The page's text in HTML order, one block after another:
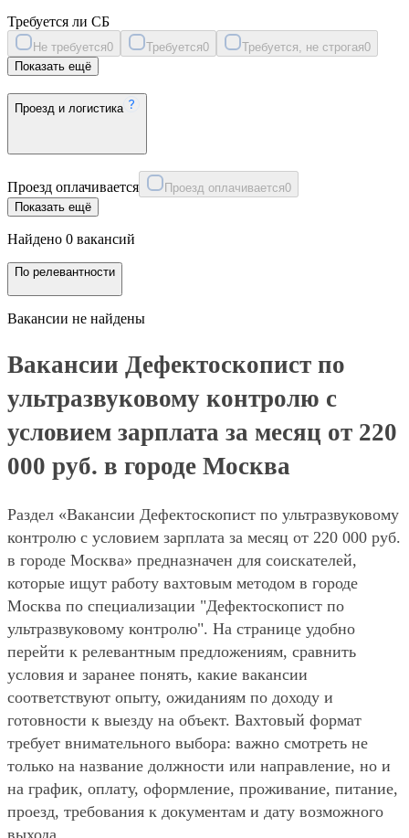
Требуется ли СБ
Не требуется0 Требуется0 Требуется, не строгая0
Показать ещё
Проезд и логистика
Проезд оплачивается Проезд оплачивается0
Показать ещё
Найдено 0 вакансий
По релевантности
Вакансии не найдены
Вакансии Дефектоскопист по
ультразвуковому контролю с
условием зарплата за месяц от 220
000 руб. в городе Москва
Раздел «Вакансии Дефектоскопист по ультразвуковому
контролю с условием зарплата за месяц от 220 000 руб.
в городе Москва» предназначен для соискателей,
которые ищут работу вахтовым методом в городе
Москва по специализации "Дефектоскопист по
ультразвуковому контролю". На странице удобно
перейти к релевантным предложениям, сравнить
условия и заранее понять, какие вакансии
соответствуют опыту, ожиданиям по доходу и
готовности к выезду на объект. Вахтовый формат
требует внимательного выбора: важно смотреть не
только на название должности или направление, но и
на график, оплату, оформление, проживание, питание,
проезд, требования к документам и дату возможного